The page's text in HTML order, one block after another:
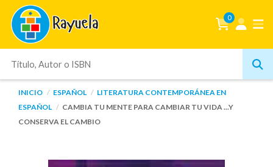
0
INICIO ESPAÑOL
LITERATURA CONTEMPORÁNEA EN
ESPAÑOL
CAMBIA TU MENTE PARA CAMBIAR TU VIDA ...Y
CONSERVA EL CAMBIO